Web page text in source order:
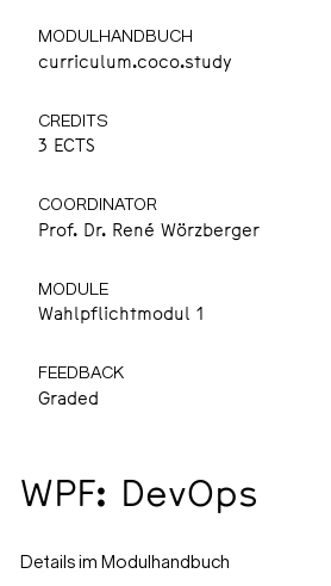
MODULHANDBUCH
curriculum.coco.study
CREDITS
3 ECTS
COORDINATOR
Prof. Dr. René Wörzberger
MODULE
Wahlpflichtmodul 1
FEEDBACK
Graded
WPF: DevOps
Details im Modulhandbuch